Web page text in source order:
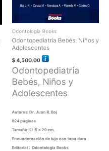
Odontología Books
Odontopediatría Bebés, Niños y
Adolescentes
$4,500.00
Odontopediatría
Bebés, Niños y
Adolescentes
Autores: Dr. Juan R. Boj
624 páginas
Tamaño: 21.5 x 29 cm.
Encuadernación de lujo con tapa dura
Editorial : Odontología Books